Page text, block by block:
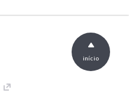
início